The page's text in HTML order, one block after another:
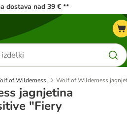
dostava nad 39 € **
of Wilderness Wolf of Wilderness
jagnjetina
"Fiery